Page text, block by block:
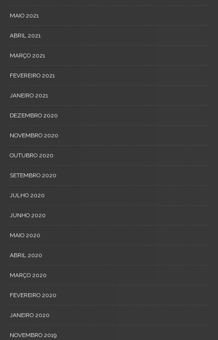
MAIO 2021
ABRIL 2021
MARÇO 2021
FEVEREIRO 2021
JANEIRO 2021
DEZEMBRO 2020
NOVEMBRO 2020
OUTUBRO 2020
SETEMBRO 2020
JULHO 2020
JUNHO 2020
MAIO 2020
ABRIL 2020
MARÇO 2020
FEVEREIRO 2020
JANEIRO 2020
NOVEMBRO 2019